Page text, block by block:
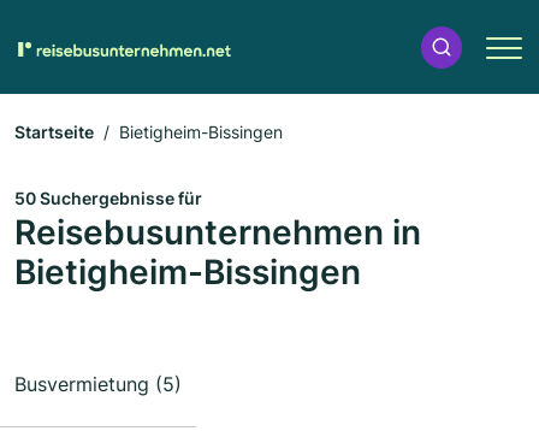
Startseite Bietigheim-Bissingen
50 Suchergebnisse für
Reisebusunternehmen in
Bietigheim-Bissingen
Busvermietung (5)